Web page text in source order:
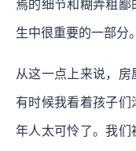
焉的细节和糊弄粗鄙
生中很重要的一部分。
从这一点上来说，房
有时候我看着孩子们
年人太可怜了。我们